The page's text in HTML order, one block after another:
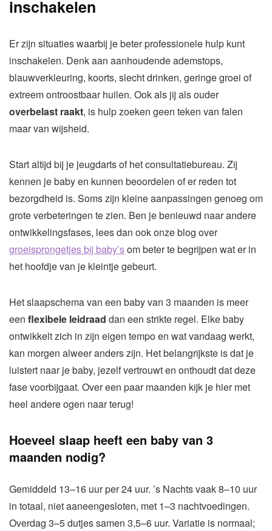
inschakelen
Er zijn situaties waarbij je beter professionele hulp kunt
inschakelen. Denk aan aanhoudende ademstops,
blauwverkleuring, koorts, slecht drinken, geringe groei of
extreem ontroostbaar huilen. Ook als jij als ouder
overbelast raakt, is hulp zoeken geen teken van falen
maar van wijsheid.
Start altijd bij je jeugdarts of het consultatiebureau. Zij
kennen je baby en kunnen beoordelen of er reden tot
bezorgdheid is. Soms zijn kleine aanpassingen genoeg om
grote verbeteringen te zien. Ben je benieuwd naar andere
ontwikkelingsfases, lees dan ook onze blog over
groeisprongetjes bij baby’som beter te begrijpen wat er in
het hoofdje van je kleintje gebeurt.
Het slaapschema van een baby van 3 maanden is meer
een flexibele leidraad dan een strikte regel. Elke baby
ontwikkelt zich in zijn eigen tempo en wat vandaag werkt,
kan morgen alweer anders zijn. Het belangrijkste is dat je
luistert naar je baby, jezelf vertrouwt en onthoudt dat deze
fase voorbijgaat. Over een paar maanden kijk je hier met
heel andere ogen naar terug!
Hoeveel slaap heeft een baby van 3
maanden nodig?
Gemiddeld 13–16 uur per 24 uur. ’s Nachts vaak 8–10 uur
in totaal, niet aaneengesloten, met 1–3 nachtvoedingen.
Overdag 3–5 dutjes samen 3,5–6 uur. Variatie is normaal;